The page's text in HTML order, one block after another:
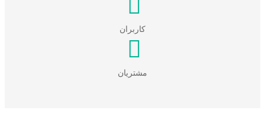
کاربران
مشتریان